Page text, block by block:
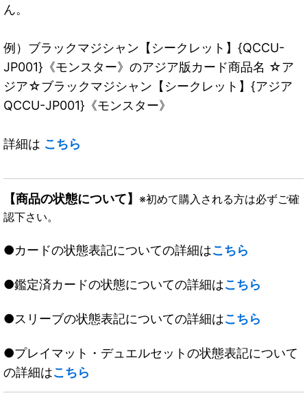
ん。
例）ブラックマジシャン【シークレット】{QCCU-
JP001}《モンスター》のアジア版カード商品名 ☆ア
ジア☆ブラックマジシャン【シークレット】{アジア
QCCU-JP001}《モンスター》
詳細は こちら
【商品の状態について】 ※初めて購入される方は必ずご確
認下さい。
●カードの状態表記についての詳細はこちら
●鑑定済カードの状態についての詳細はこちら
●スリーブの状態表記についての詳細はこちら
●プレイマット・デュエルセットの状態表記について
の詳細はこちら